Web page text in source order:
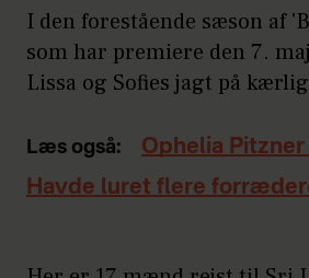
I den forestående sæson af
som har premiere den 7.
Lissa og Sofies jagt på
Læs også:
Ophelia
Havde luret flere